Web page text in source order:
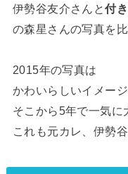
伊勢谷友介さんと付
の森星さんの写真を
2015年の写真は
かわいらしいイメージ
そこから5年で一気に
これも元カレ、伊勢